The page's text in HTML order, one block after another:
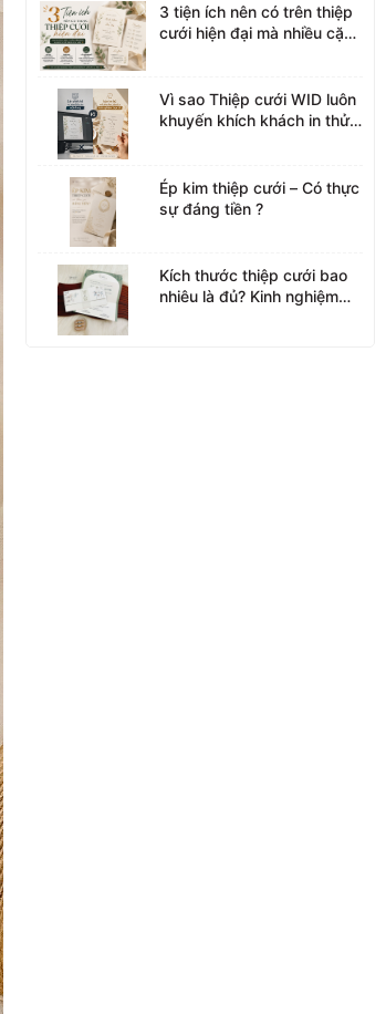
3 tiện ích nên có trên thiệp
cưới hiện đại mà nhiều cặp
Vì sao Thiệp cưới WID luôn
khuyến khích khách in thử
Ép kim thiệp cưới – Có thực
sự đáng tiền ?
Kích thước thiệp cưới bao
nhiêu là đủ? Kinh nghiệm